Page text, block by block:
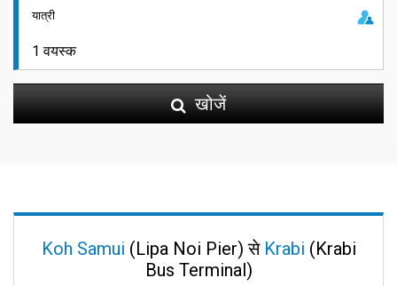
यात्री
खोजें
Koh Samui (Lipa Noi Pier) से Krabi (Krabi
Bus Terminal)